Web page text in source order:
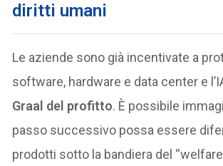
diritti umani
Le aziende sono già incentivate a
software, hardware e data center e
Graal del profitto. È possibile
passo successivo possa essere
prodotti sotto la bandiera del